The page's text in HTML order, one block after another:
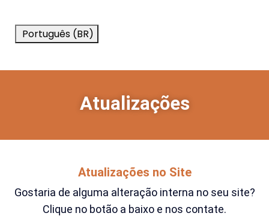
Português (BR)
Atualizações
Atualizações no Site
Gostaria de alguma alteração interna no seu site?
Clique no botão a baixo e nos contate.